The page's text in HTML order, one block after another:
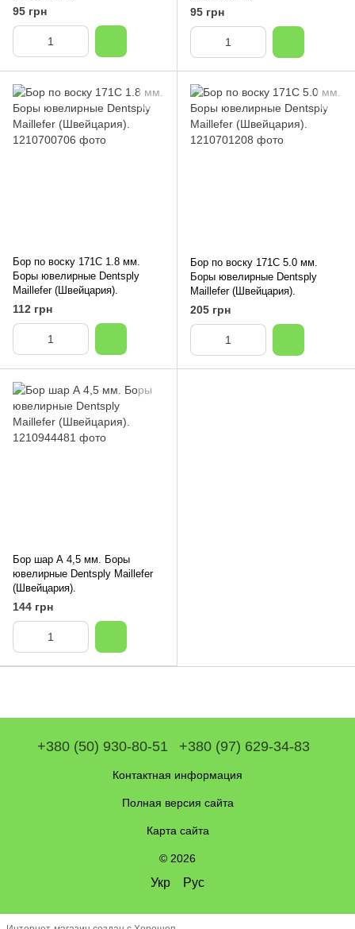
95 грн 95 грн
Бор по воску 171C 1.8 мм.
Боры ювелирные Dentsply
Maillefer (Швейцария).
112 грн
Бор по воску 171C 5.0 мм.
Боры ювелирные Dentsply
Maillefer (Швейцария).
205 грн
Бор шар А 4,5 мм. Боры
ювелирные Dentsply Maillefer
(Швейцария).
144 грн
+380 (50) 930-80-51 +380 (97) 629-34-83
Контактная информация
Полная версия сайта
Карта сайта
© 2026
Укр Рус